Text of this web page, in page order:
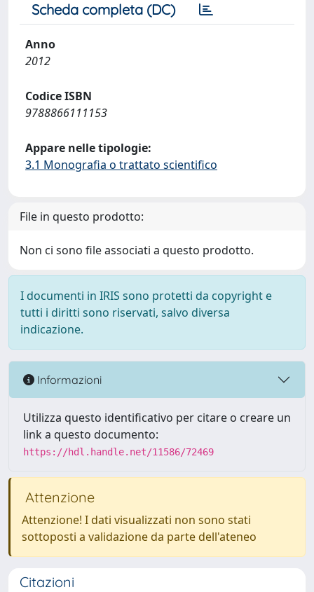
Scheda completa (DC)
Anno
2012
Codice ISBN
9788866111153
Appare nelle tipologie:
3.1 Monografia o trattato scientifico
File in questo prodotto:
Non ci sono file associati a questo prodotto.
I documenti in IRIS sono protetti da copyright e
tutti i diritti sono riservati, salvo diversa
indicazione.
Informazioni
Utilizza questo identificativo per citare o creare un
link a questo documento:
https://hdl.handle.net/11586/72469
Attenzione
Attenzione! I dati visualizzati non sono stati
sottoposti a validazione da parte dell'ateneo
Citazioni